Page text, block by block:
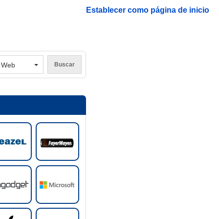
Establecer como página de inicio
WebV